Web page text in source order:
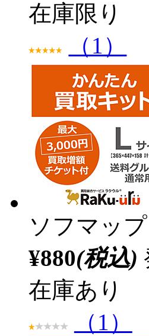
在庫限り
（1）
ソフマップ
¥880(税込)
在庫あり
（1）